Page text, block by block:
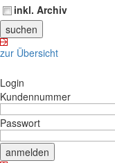
inkl. Archiv
zur Übersicht
Login
Kundennummer
Passwort